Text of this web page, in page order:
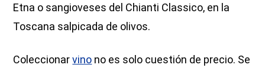
Etna o sangioveses del Chianti Classico, en la
Toscana salpicada de olivos.
Coleccionarvino no es solo cuestión de precio. Se